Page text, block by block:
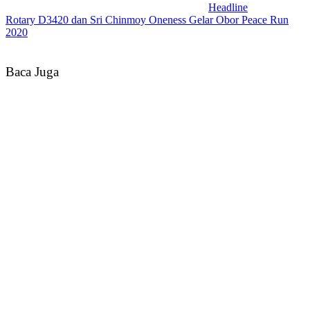
Headline
Rotary D3420 dan Sri Chinmoy Oneness Gelar Obor Peace Run
2020
Baca Juga